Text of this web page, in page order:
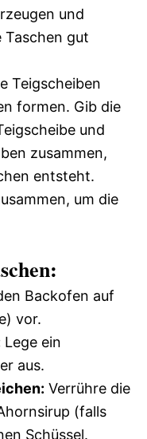
und
Taschen gut
Teigscheiben
formen. Gib die
und
zusammen,
entsteht.
um die
Backofen auf
vor.
Lege ein
aus.
Verrühre die
(falls
Schüssel.